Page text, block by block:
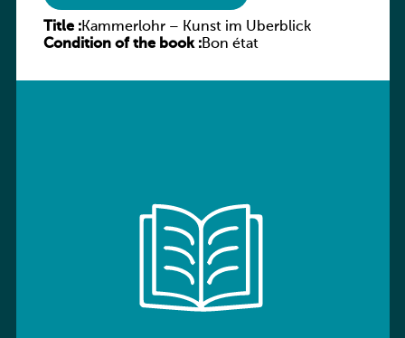
Title :Kammerlohr – Kunst im Überblick
Condition of the book :Bon état